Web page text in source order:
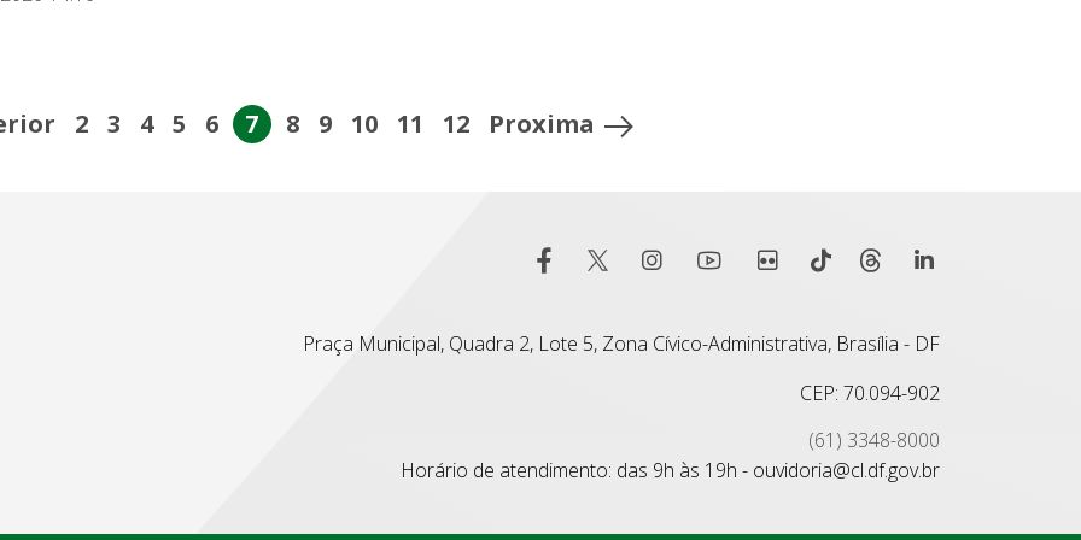
2 3 4 5 6 7 8 9 10 11 12 Proxima
Praça Municipal, Quadra 2, Lote 5, Zona Cívico-Administrativa, Brasília - DF
CEP: 70.094-902
(61) 3348-8000
Horário de atendimento: das 9h às 19h - ouvidoria@cl.df.gov.br